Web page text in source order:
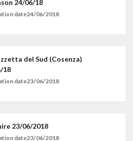
24/06/18
date24/06/2018
del Sud (Cosenza)
18
date23/06/2018
23/06/2018
date23/06/2018